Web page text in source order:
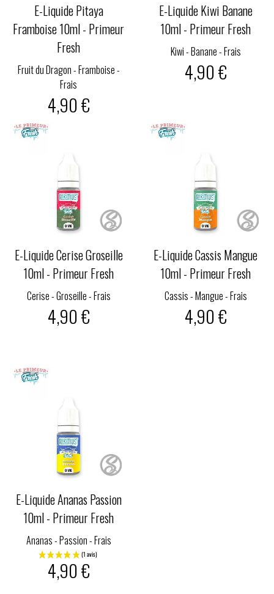
E-Liquide Pitaya
Framboise 10ml - Primeur
Fresh
Fruit du Dragon - Framboise -
Frais
4,90 €
E-Liquide Kiwi Banane
10ml - Primeur Fresh
Kiwi - Banane - Frais
4,90 €
E-Liquide Cerise Groseille
10ml - Primeur Fresh
Cerise - Groseille - Frais
4,90 €
E-Liquide Cassis Mangue
10ml - Primeur Fresh
Cassis - Mangue - Frais
4,90 €
E-Liquide Ananas Passion
10ml - Primeur Fresh
Ananas - Passion - Frais
4,90 €